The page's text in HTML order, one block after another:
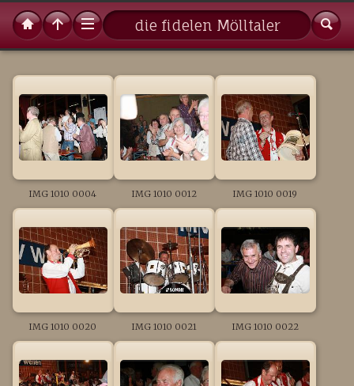
die fidelen Mölltaler
IMG 1010 0004 IMG 1010 0012 IMG 1010 0019
IMG 1010 0020 IMG 1010 0021 IMG 1010 0022